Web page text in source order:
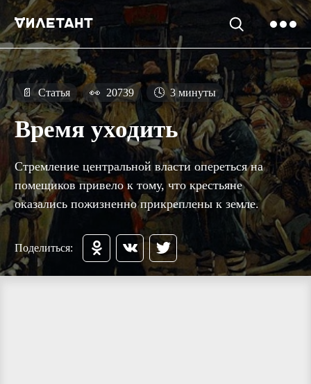
📄 Статья 👀 20739 🕓 3 минуты
Время уходить
Стремление центральной власти опереться на
помещиков привело к тому, что крестьяне
оказались пожизненно прикреплены к земле.
Поделиться: